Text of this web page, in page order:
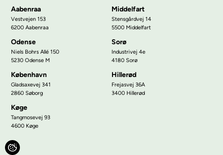
Aabenraa
Vestvejen 153
6200 Aabenraa
Middelfart
Stensgårdvej 14
5500 Middelfart
Odense
Niels Bohrs Allé 150
5230 Odense M
Sorø
Industrivej 4e
4180 Sorø
København
Gladsaxevej 341
2860 Søborg
Hillerød
Frejasvej 36A
3400 Hillerød
Køge
Tangmosevej 93
4600 Køge